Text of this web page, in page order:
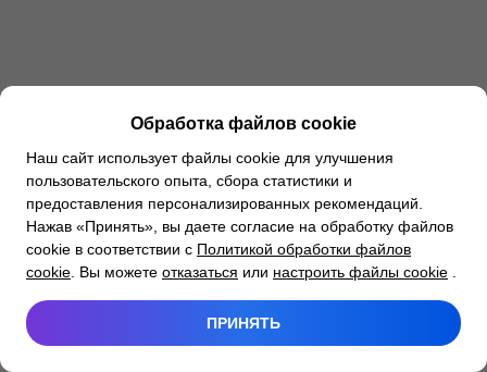
Обработка файлов cookie
Наш сайт использует файлы cookie для улучшения
пользовательского опыта, сбора статистики и
предоставления персонализированных рекомендаций.
Нажав «Принять», вы даете согласие на обработку файлов
cookie в соответствии с Политикой обработки файлов
cookie . Вы можете отказаться или настроить файлы cookie
ПРИНЯТЬ